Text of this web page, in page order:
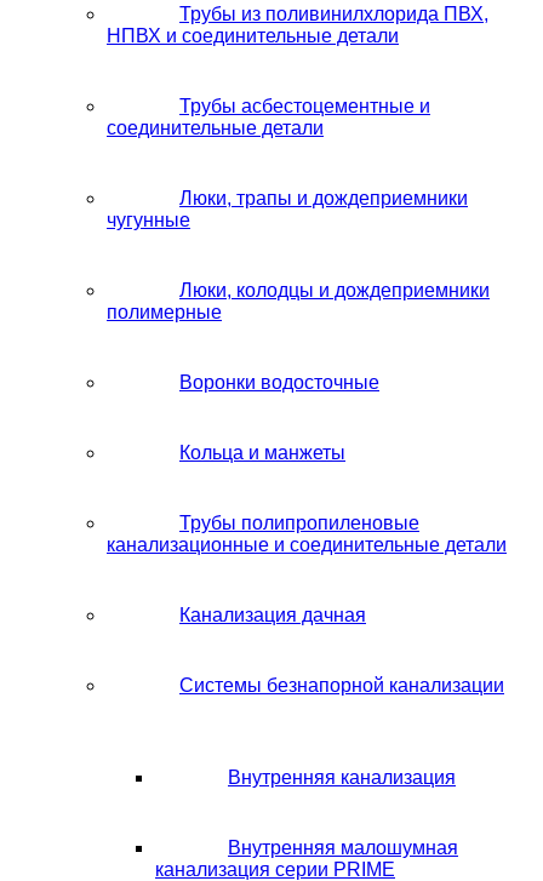
Трубы из поливинилхлорида ПВХ,
НПВХ и соединительные детали
Трубы асбестоцементные и
соединительные детали
Люки, трапы и дождеприемники
чугунные
Люки, колодцы и дождеприемники
полимерные
Воронки водосточные
Кольца и манжеты
Трубы полипропиленовые
канализационные и соединительные детали
Канализация дачная
Системы безнапорной канализации
Внутренняя канализация
Внутренняя малошумная
канализация серии PRIME